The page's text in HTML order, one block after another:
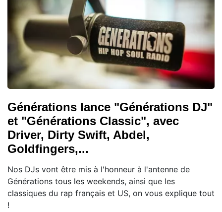
Générations lance "Générations DJ"
et "Générations Classic", avec
Driver, Dirty Swift, Abdel,
Goldfingers,...
Nos DJs vont être mis à l'honneur à l'antenne de
Générations tous les weekends, ainsi que les
classiques du rap français et US, on vous explique tout
!